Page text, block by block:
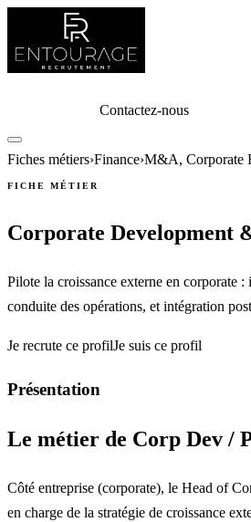
Contactez-nous
Fiches métiers›Finance›M&A, Corporate
FICHE MÉTIER
Corporate Development
Pilote la croissance externe en corporate
conduite des opérations, et intégration
Je recrute ce profilJe suis ce profil
Présentation
Le métier de Corp Dev /
Côté entreprise (corporate), le Head of
en charge de la stratégie de croissance